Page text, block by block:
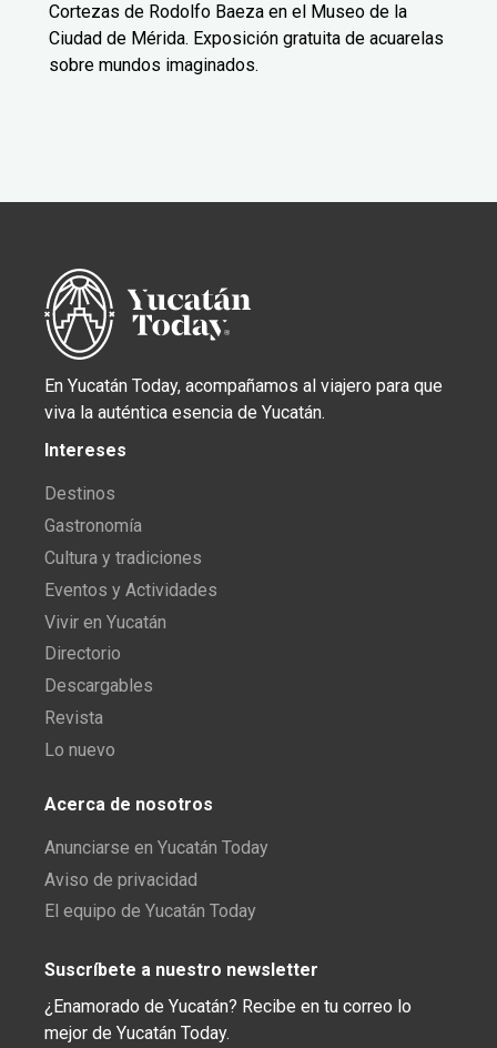
Cortezas de Rodolfo Baeza en el Museo de la
Ciudad de Mérida. Exposición gratuita de acuarelas
sobre mundos imaginados.
En Yucatán Today, acompañamos al viajero para que
viva la auténtica esencia de Yucatán.
Intereses
Destinos
Gastronomía
Cultura y tradiciones
Eventos y Actividades
Vivir en Yucatán
Directorio
Descargables
Revista
Lo nuevo
Acerca de nosotros
Anunciarse en Yucatán Today
Aviso de privacidad
El equipo de Yucatán Today
Suscríbete a nuestro newsletter
¿Enamorado de Yucatán? Recibe en tu correo lo
mejor de Yucatán Today.